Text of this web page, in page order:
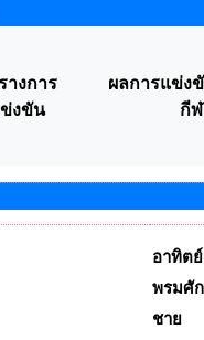
างการ
งขัน
ผลการแข่ง
กี
อาทิต
พรมศั
ชาย